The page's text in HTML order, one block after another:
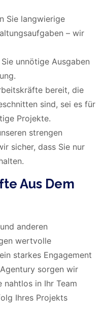
Sie langwierige
– wir
unnötige Ausgaben
bereit, die
sind, sei es für
Projekte.
strengen
sicher, dass Sie nur
Aus Dem
anderen
wertvolle
starkes Engagement
sorgen wir
in Ihr Team
Ihres Projekts